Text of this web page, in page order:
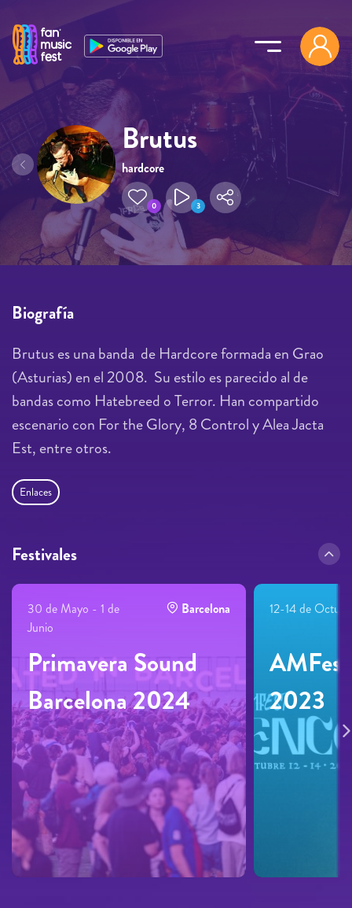
Pasar al contenido principal
Brutus
hardcore
0 3
Biografía
Brutus es una banda de Hardcore formada en Grao
(Asturias) en el 2008. Su estilo es parecido al de
bandas como Hatebreed o Terror. Han compartido
escenario con For the Glory, 8 Control y Alea Jacta
Est, entre otros.
Enlaces
Festivales
30 de Mayo - 1 de
Junio
Barcelona
Primavera Sound
Barcelona 2024
12-14 de
2023